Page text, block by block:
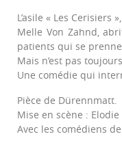
L’asile « Les
Melle Von Zahnd,
patients qui se
Mais n’est pas
Une comédie qui
Pièce de Dürennmatt.
Mise en scène : Elodie
Avec les comédiens